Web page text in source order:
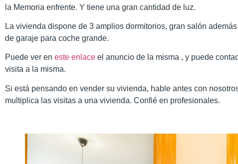
la Memoria enfrente. Y tiene una gran cantidad de luz.
La vivienda dispone de 3 amplios dormitorios, gran salón
de garaje para coche grande.
Puede ver en este enlace el anuncio de la misma , y puede
visita a la misma.
Si está pensando en vender su vivienda, hable antes con
multiplica las visitas a una vivienda. Confié en profesionales.